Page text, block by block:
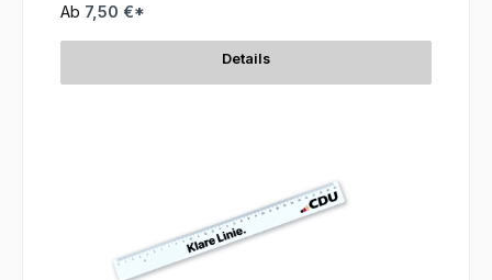
Ab 7,50 €*
Details